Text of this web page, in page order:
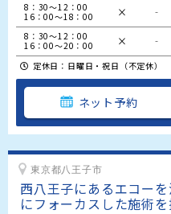
8：30～12：00
16：00～18：00
× ‐
8：30～12：00
16：00～20：00
× ‐
定休日：日曜日・祝日（不定休）
ネット予約
東京都八王子市
西八王子にあるエコー
にフォーカスした施術